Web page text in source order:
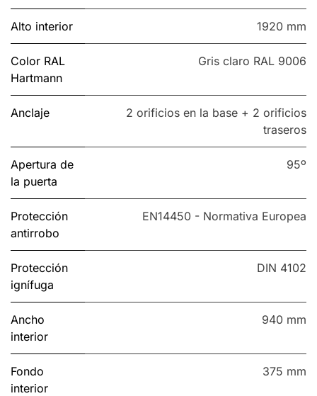
Alto interior 1920 mm
Color RAL
Hartmann
Gris claro RAL 9006
Anclaje
2 orificios en la base + 2 orificios
traseros
Apertura de
la puerta
95º
Protección
antirrobo
EN14450 - Normativa Europea
Protección
ignífuga
DIN 4102
Ancho
interior
940 mm
Fondo
interior
375 mm